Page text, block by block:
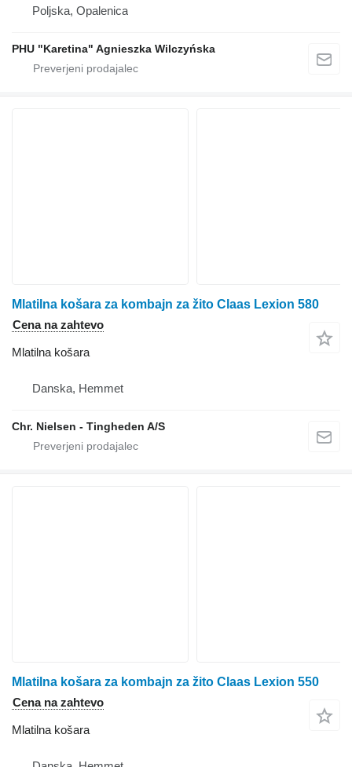
Poljska, Opalenica
PHU "Karetina" Agnieszka Wilczyńska
Mlatilna košara za kombajn za žito Claas Lexion 580
Cena na zahtevo
Mlatilna košara
Danska, Hemmet
Chr. Nielsen - Tingheden A/S
Mlatilna košara za kombajn za žito Claas Lexion 550
Cena na zahtevo
Mlatilna košara